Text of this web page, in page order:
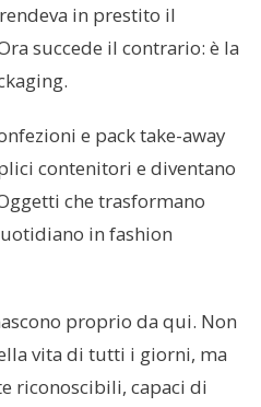
facciamo spam.
2026
in prestito il
succede il contrario: è la
e pack take-away
contenitori e diventano
che trasformano
in fashion
proprio da qui. Non
vita di tutti i giorni, ma
riconoscibili, capaci di